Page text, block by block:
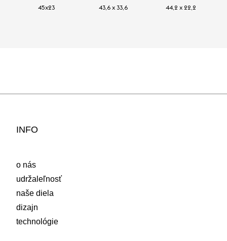
45x23
43,6 x 33,6 44,2 x 22,2
INFO
o nás
udržaleľnosť
naše diela
dizajn
technológie